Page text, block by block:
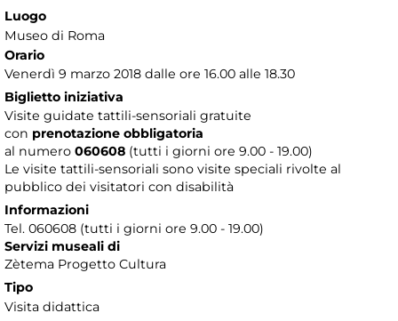
Luogo
Museo di Roma
Orario
Venerdì 9 marzo 2018 dalle ore 16.00 alle 18.30
Biglietto iniziativa
Visite guidate tattili-sensoriali gratuite
con prenotazione obbligatoria
al numero 060608 (tutti i giorni ore 9.00 - 19.00)
Le visite tattili-sensoriali sono visite speciali rivolte al
pubblico dei visitatori con disabilità
Informazioni
Tel. 060608 (tutti i giorni ore 9.00 - 19.00)
Servizi museali di
Zètema Progetto Cultura
Tipo
Visita didattica